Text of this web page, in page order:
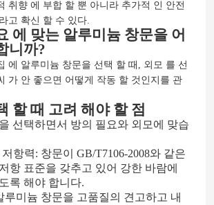
취향 에 부합 할 뿐 아니라 추가적 인 안전
고 확신 할 수 있다.
에 맞는 알루미늄 창문을 어
니까?
에 알루미늄 창문을 선택 할 때, 외모 를 선
가 안 좋으면 어떻게 작동 할 것인지를 관
할 때 고려 해야 할 점
선택하면서 방의 필요와 외모에 맞습
항력: 창문이 GB/T7106-2008와 같은
항 표준을 갖추고 있어 강한 바람에
록 해야 합니다.
루미늄 창문을 고품질의 견고하고 내